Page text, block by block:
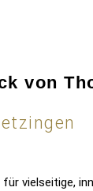
von
vielseitige,